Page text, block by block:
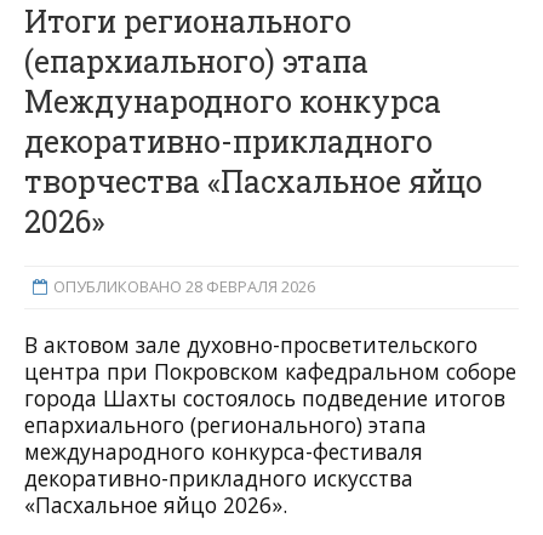
Итоги регионального
(епархиального) этапа
Международного конкурса
декоративно-прикладного
творчества «Пасхальное яйцо
2026»
ОПУБЛИКОВАНО 28 ФЕВРАЛЯ 2026
В актовом зале духовно-просветительского
центра при Покровском кафедральном соборе
города Шахты состоялось подведение итогов
епархиального (регионального) этапа
международного конкурса-фестиваля
декоративно-прикладного искусства
«Пасхальное яйцо 2026».